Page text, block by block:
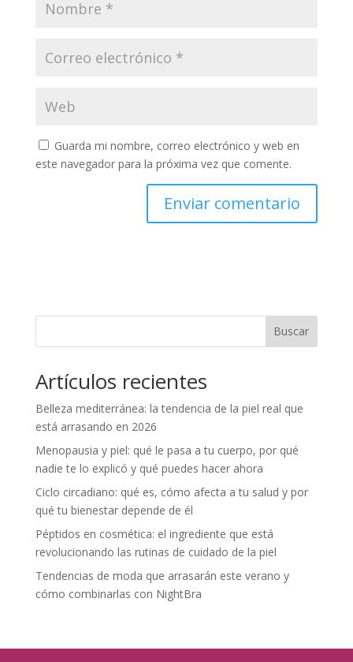
Guarda mi nombre, correo electrónico y web en
este navegador para la próxima vez que comente.
Buscar
Artículos recientes
Belleza mediterránea: la tendencia de la piel real que
está arrasando en 2026
Menopausia y piel: qué le pasa a tu cuerpo, por qué
nadie te lo explicó y qué puedes hacer ahora
Ciclo circadiano: qué es, cómo afecta a tu salud y por
qué tu bienestar depende de él
Péptidos en cosmética: el ingrediente que está
revolucionando las rutinas de cuidado de la piel
Tendencias de moda que arrasarán este verano y
cómo combinarlas con NightBra